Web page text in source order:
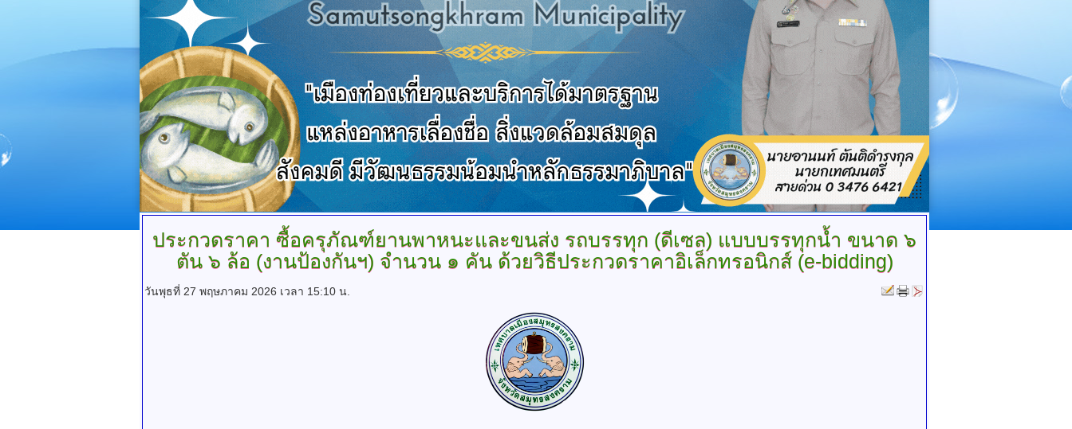
ประกวดราคา ซื้อครุภัณฑ์ยานพาหนะและขนส่ง รถบรรทุก (ดีเซล) แบบบรรทุกน้ำ ขนาด ๖
ตัน ๖ ล้อ (งานป้องกันฯ) จำนวน ๑ คัน ด้วยวิธีประกวดราคาอิเล็กทรอนิกส์ (e-bidding)
วันพุธที่ 27 พฤษภาคม 2026 เวลา 15:10 น.